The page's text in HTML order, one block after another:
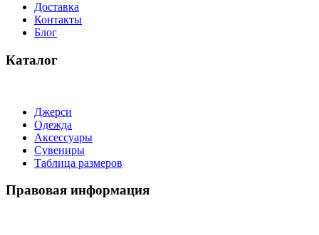
Доставка
Контакты
Блог
Каталог
Джерси
Одежда
Аксессуары
Сувениры
Таблица размеров
Правовая информация